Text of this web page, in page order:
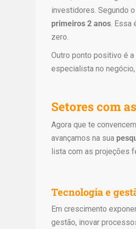
t
a
d
d
e
p
i
c
a
e
e
l
investidores. Segundo o
primeiros 2 anos .
zero.
Outro ponto positivo é a
especialista no
Setores com
Agora que te
avançamos na sua
lista com as projeções
Tecnologia e
Em crescimento
gestão, inovar